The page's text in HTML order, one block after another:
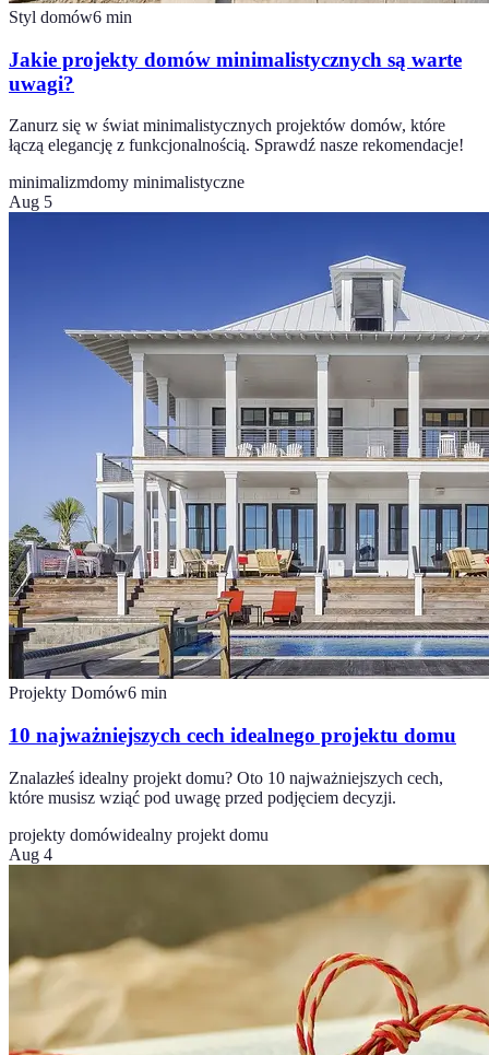
Styl domów6 min
Jakie projekty domów minimalistycznych są warte
uwagi?
Zanurz się w świat minimalistycznych projektów domów, które
łączą elegancję z funkcjonalnością. Sprawdź nasze rekomendacje!
minimalizmdomy minimalistyczne
Aug 5
Projekty Domów6 min
10 najważniejszych cech idealnego projektu domu
Znalazłeś idealny projekt domu? Oto 10 najważniejszych cech,
które musisz wziąć pod uwagę przed podjęciem decyzji.
projekty domówidealny projekt domu
Aug 4